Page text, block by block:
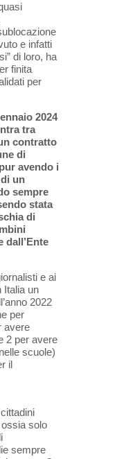
e infatti
di loro, ha
finita
per
2024
tra
contratto
di
avendo i
un
sempre
stata
di
dall’Ente
e ai
Italia un
2022
per
avere
2 per avere
scuole)
il
solo
sempre